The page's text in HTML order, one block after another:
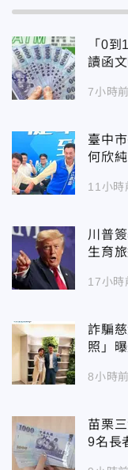
「0
讀函
7小時前
臺中
何欣
11小時
川普
生育
17小時
詐騙
照」
8小時前
苗栗
9名長